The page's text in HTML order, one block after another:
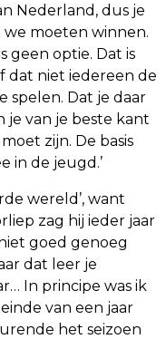
Nederland, dus je
moeten winnen.
geen optie. Dat is
dat niet iedereen de
spelen. Dat je daar
je van je beste kant
zijn. De basis
in de jeugd.’
wereld’, want
zag hij ieder jaar
goed genoeg
dat leer je
In principe was ik
van een jaar
het seizoen